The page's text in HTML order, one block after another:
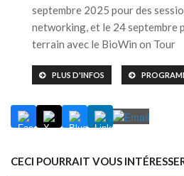
septembre 2025 pour des
networking, et le 24 septembre
terrain avec le BioWin on Tour
PLUS D'INFOS
CECI POURRAIT VOUS